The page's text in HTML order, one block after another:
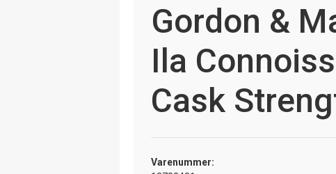
Gordon &
Ila
Cask
Varenummer: